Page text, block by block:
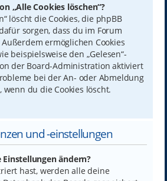
„Alle Cookies löschen“?
löscht die Cookies, die phpBB
sorgen, dass du im Forum
ermöglichen Cookies
beispielsweise den „Gelesen“-
der Board-Administration aktiviert
bei der An- oder Abmeldung
wenn du die Cookies löscht.
und -einstellungen
ändern?
hast, werden alle deine